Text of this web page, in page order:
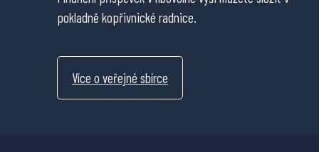
pokladně kopřivnické radnice.
Více o veřejné sbírce